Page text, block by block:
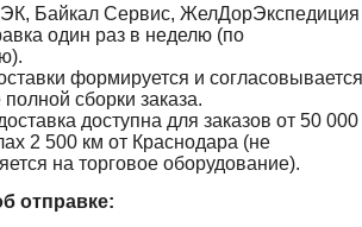
Байкал Сервис, ЖелДорЭкспедиция
один раз в неделю (по
формируется и согласовывается
полной сборки заказа.
доступна для заказов от 50 000
2 500 км от Краснодара (не
на торговое оборудование).
отправке: